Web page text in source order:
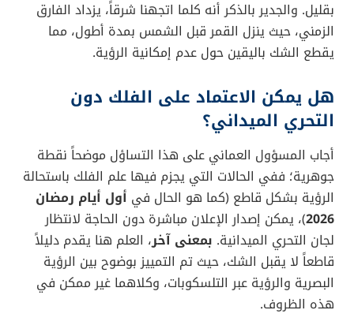
إضافة إلى ذلك، أكد “الرحبي” أن القمر سيغرب في سماء
عمان وشبه الجزيرة العربية تزامباً مع غروب الشمس أو قبله
بقليل. والجدير بالذكر أنه كلما اتجهنا شرقاً، يزداد الفارق
يقطع الشك باليقين حول عدم إمكانية الرؤية.
هل يمكن الاعتماد على الفلك دون
التحري الميداني؟
أجاب المسؤول العماني على هذا التساؤل موضحاً نقطة
جوهرية؛ ففي الحالات التي يجزم فيها علم الفلك باستحالة
الرؤية بشكل قاطع (كما هو الحال فيأول أيام رمضان
2026)، يمكن إصدار الإعلان مباشرة دون الحاجة لانتظار
لجان التحري الميدانية.بمعنى آخر، العلم هنا يقدم دليلاً
قاطعاً لا يقبل الشك، حيث تم التمييز بوضوح بين الرؤية